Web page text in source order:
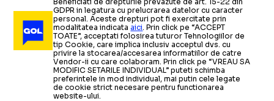
GDPR in legatura cu prelucrarea datelor cu caracter
personal. Aceste drepturi pot fi exercitate prin
modalitatea indicataaici. Prin click pe “ACCEPT
TOATE”, acceptati folosirea tuturor Tehnologiilor de
tip Cookie, care implica inclusiv acceptul dvs. cu
privire la stocarea/accesarea informatiilor de catre
Vendor-ii cu care colaboram. Prin click pe “VREAU SA
MODIFIC SETARILE INDIVIDUAL” puteti schimba
preferintele in mod individual, mai putin cele legate
de cookie strict necesare pentru functionarea
website-ului.